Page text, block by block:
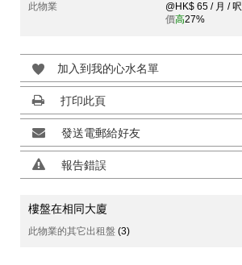
此物業
@HK$ 65 / 月 / 呎
價高27%
加入到我的心水名單
打印此頁
發送電郵給好友
報告錯誤
樓盤在相同大廈
此物業的其它出租盤 (3)